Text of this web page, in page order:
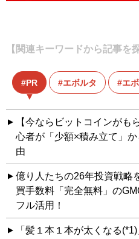
【関連キーワードから記事を
PR エボルタ エ
【今ならビットコインがも
心者が「少額×積み立て」
由
億り人たちの26年投資戦
買手数料「完全無料」の
フル活用！
「髪１本１本が太くなる